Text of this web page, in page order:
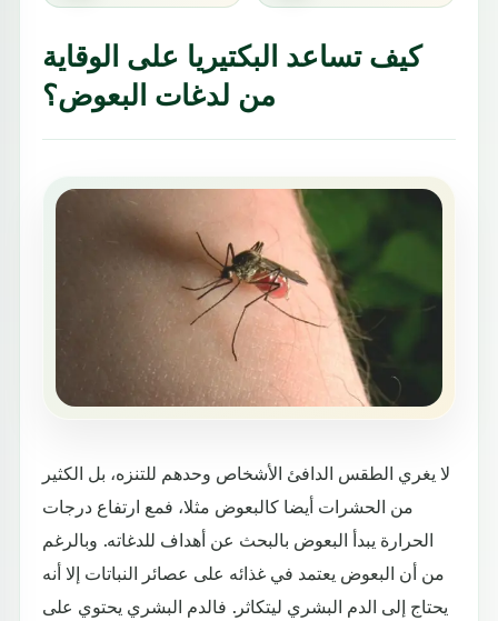
كيف تساعد البكتيريا على الوقاية
من لدغات البعوض؟
لا يغري الطقس الدافئ الأشخاص وحدهم للتنزه، بل الكثير
من الحشرات أيضا كالبعوض مثلا، فمع ارتفاع درجات
الحرارة يبدأ البعوض بالبحث عن أهداف للدغاته. وبالرغم
من أن البعوض يعتمد في غذائه على عصائر النباتات إلا أنه
يحتاج إلى الدم البشري ليتكاثر. فالدم البشري يحتوي على